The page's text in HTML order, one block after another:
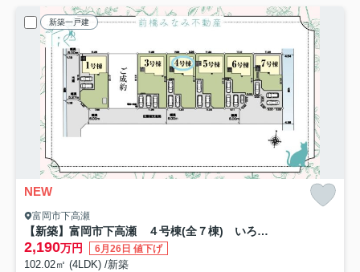
新築一戸建
NEW
富岡市下高瀬
【新築】富岡市下高瀬 ４号棟(全７棟) いろどりアイタウン 新築建売分譲
2,190万円 6月26日 値下げ
102.02㎡ (4LDK) /新築